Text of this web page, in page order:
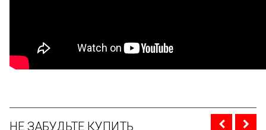
НЕ ЗАБУДЬТЕ КУПИТЬ